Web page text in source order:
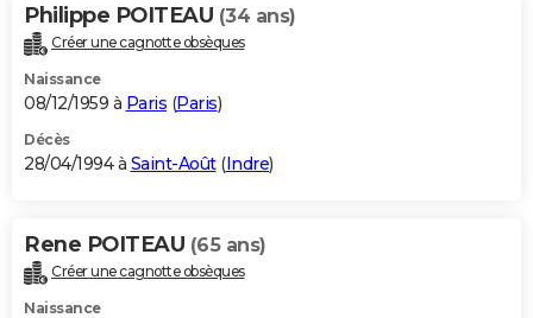
Philippe POITEAU (34 ans)
Créer une cagnotte obsèques
Naissance
08/12/1959 à Paris (Paris)
Décès
28/04/1994 à Saint-Août(Indre)
Rene POITEAU (65 ans)
Créer une cagnotte obsèques
Naissance